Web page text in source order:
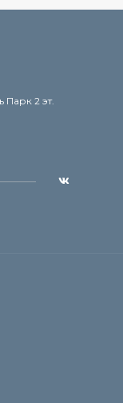
2 эт.